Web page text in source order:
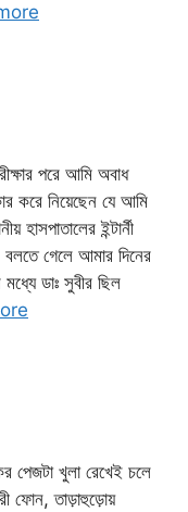
পরে আমি অবাধ
করে নিয়েছেন যে আমি
ইন্টার্নী
গেলে আমার দিনের
ডাঃ সুবীর ছিল
পেজটা খুলা রেখেই চলে
ফোন, তাড়াহুড়োয়